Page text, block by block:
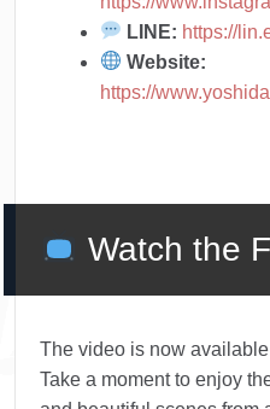
LINE: https://
Website:
https://
Watch the
The video is now
Take a moment to enjoy